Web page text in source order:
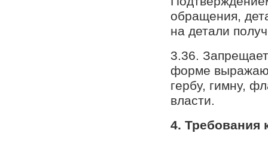
обращения,
на детали
3.36.
форме
гербу, гимну,
власти.
4. Требования